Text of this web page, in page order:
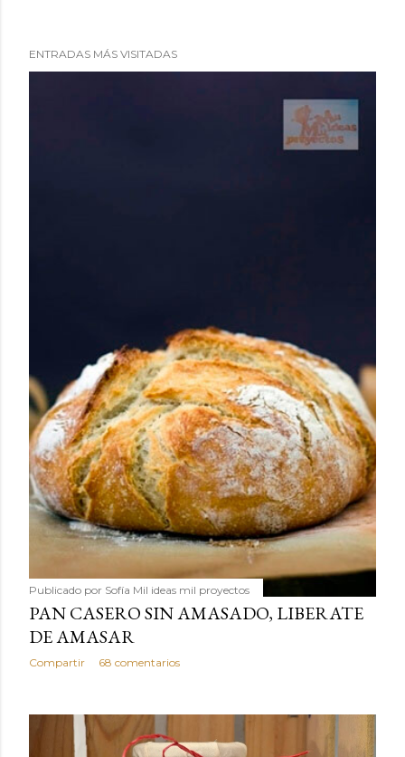
ENTRADAS MÁS VISITADAS
Publicado por Sofía Mil ideas mil proyectos
PAN CASERO SIN AMASADO, LIBERATE
DE AMASAR
Compartir 68 comentarios